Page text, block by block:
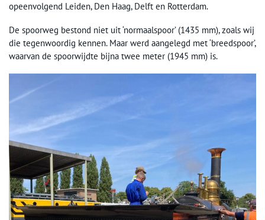
opeenvolgend Leiden, Den Haag, Delft en Rotterdam.
De spoorweg bestond niet uit ‘normaalspoor’ (1435 mm), zoals wij
die tegenwoordig kennen. Maar werd aangelegd met ‘breedspoor’,
waarvan de spoorwijdte bijna twee meter (1945 mm) is.